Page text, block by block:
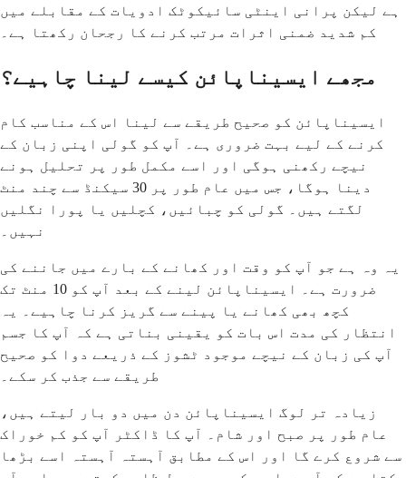
ہے لیکن پرانی اینٹی سائیکوٹک ادویات کے مقابلے میں
کم شدید ضمنی اثرات مرتب کرنے کا رجحان رکھتا ہے۔
مجھے ایسیناپائن کیسے لینا چاہیے؟
ایسیناپائن کو صحیح طریقے سے لینا اس کے مناسب کام
کرنے کے لیے بہت ضروری ہے۔ آپ کو گولی اپنی زبان کے
نیچے رکھنی ہوگی اور اسے مکمل طور پر تحلیل ہونے
دینا ہوگا، جس میں عام طور پر 30 سیکنڈ سے چند منٹ
لگتے ہیں۔ گولی کو چبائیں، کچلیں یا پورا نگلیں
نہیں۔
یہ وہ ہے جو آپ کو وقت اور کھانے کے بارے میں جاننے کی
ضرورت ہے۔ ایسیناپائن لینے کے بعد آپ کو 10 منٹ تک
کچھ بھی کھانے یا پینے سے گریز کرنا چاہیے۔ یہ
انتظار کی مدت اس بات کو یقینی بناتی ہے کہ آپ کا جسم
آپ کی زبان کے نیچے موجود ٹشوز کے ذریعے دوا کو صحیح
طریقے سے جذب کر سکے۔
زیادہ تر لوگ ایسیناپائن دن میں دو بار لیتے ہیں،
عام طور پر صبح اور شام۔ آپ کا ڈاکٹر آپ کو کم خوراک
سے شروع کرے گا اور اس کے مطابق آہستہ آہستہ اسے بڑھا